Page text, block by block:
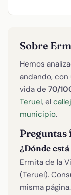
Sobre
Hemos
andando,
vida de 70/
Teruel, el
municipio.
Preguntas
¿Dónde
Ermita de la
(Teruel).
misma página.